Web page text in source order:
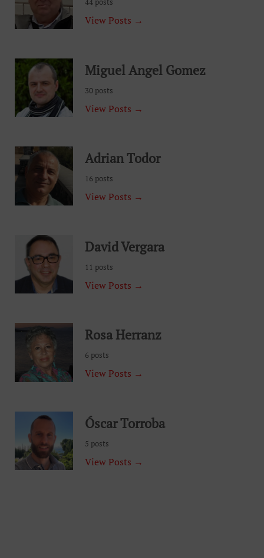
44 posts
View Posts →
Miguel Angel Gomez
30 posts
View Posts →
Adrian Todor
16 posts
View Posts →
David Vergara
11 posts
View Posts →
Rosa Herranz
6 posts
View Posts →
Óscar Torroba
5 posts
View Posts →